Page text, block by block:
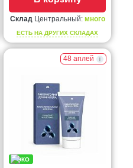
СкладЦентральный: много
ЕСТЬ НА ДРУГИХ СКЛАДАХ
48 аплей